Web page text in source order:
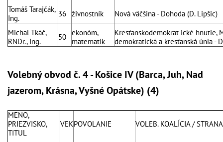
Tomáš Tarajčák,
Ing.
36 živnostník
Nová väčšina - Dohoda (D. Lipšic)
Michal Tkáč,
RNDr., Ing.
50 ekonóm,
matematik
Kresťanskodemokrat ické hnutie,
demokratická a kresťanská únia -
Volebný obvod č. 4 - Košice IV (Barca, Juh, Nad
jazerom, Krásna, Vyšné Opátske) (4)
MENO,
PRIEZVISKO,
TITUL
VEKPOVOLANIE VOLEB. KOALÍCIA / STRANA